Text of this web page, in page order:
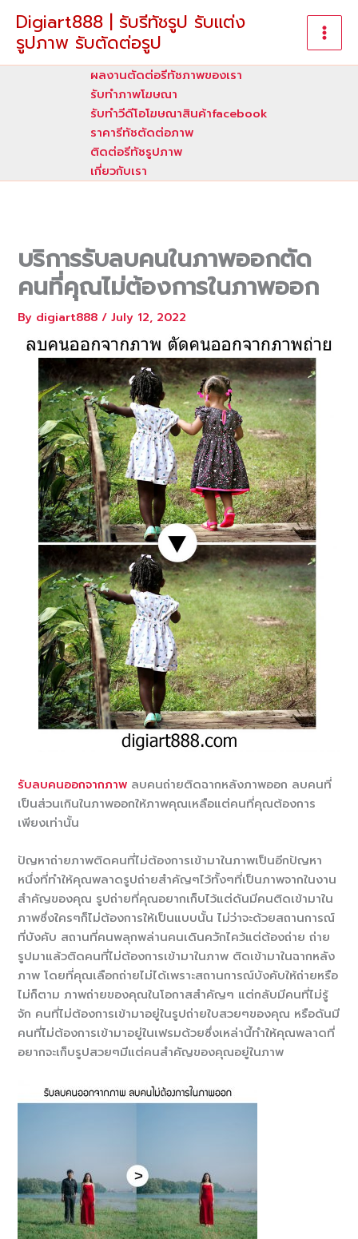
content
Digiart888 | รับรีทัชรูป รับแต่ง
รูปภาพ รับตัดต่อรูป
ผลงานตัดต่อรีทัชภาพของเรา
รับทําภาพโฆษณา
รับทำวีดีโอโฆษณาสินค้าfacebook
ราคารีทัชตัดต่อภาพ
ติดต่อรีทัชรูปภาพ
เกี่ยวกับเรา
บริการรับลบคนในภาพออกตัด
คนที่คุณไม่ต้องการในภาพออก
By digiart888/July 12, 2022
รับลบคนออกจากภาพ ลบคนถ่ายติดฉากหลังภาพออก ลบคนที่
เป็นส่วนเกินในภาพออกให้ภาพคุณเหลือแต่คนที่คุณต้องการ
เพียงเท่านั้น
ปัญหาถ่ายภาพติดคนที่ไม่ต้องการเข้ามาในภาพเป็นอีกปัญหา
หนึ่งที่ทำให้คุณพลาดรูปถ่ายสำคัญๆไว้ทั้งๆที่เป็นภาพจากในงาน
สำคัญของคุณ รูปถ่ายที่คุณอยากเก็บไว้แต่ดันมีคนติดเข้ามาใน
ภาพซึ่งใครๆก็ไม่ต้องการให้เป็นแบบนั้น ไม่ว่าจะด้วยสถานการณ์
ที่บังคับ สถานที่คนพลุกพล่านคนเดินควักไคว้แต่ต้องถ่าย ถ่าย
รูปมาแล้วติดคนที่ไม่ต้องการเข้ามาในภาพ ติดเข้ามาในฉากหลัง
ภาพ โดยที่คุณเลือกถ่ายไม่ได้เพราะสถานการณ์บังคับให้ถ่ายหรือ
ไม่ก็ตาม ภาพถ่ายของคุณในโอกาสสำคัญๆ แต่กลับมีคนที่ไม่รู้
จัก คนที่ไม่ต้องการเข้ามาอยู่ในรูปถ่ายใบสวยๆของคุณ หรือดันมี
คนที่ไม่ต้องการเข้ามาอยู่ในเฟรมด้วยซึ่งเหล่านี้ทำให้คุณพลาดที่
อยากจะเก็บรูปสวยๆมีแต่คนสำคัญของคุณอยู่ในภาพ